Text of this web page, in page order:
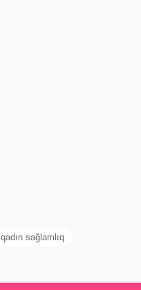
qadın sağlamlıq